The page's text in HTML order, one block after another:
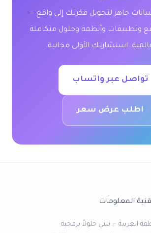
جاهز لتحويل فكرتك إلى واقع —
وتطبيقات وأنظمة وحلول متكاملة
استشارتك الأولى مجانية.
تواصل عبر واتساب
اطلب عرض سعر
العربية — نبني حلولاً برمجية